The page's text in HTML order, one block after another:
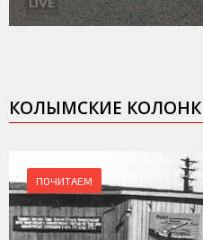
КОЛЫМСКИЕ
ПОЧИТАЕМ